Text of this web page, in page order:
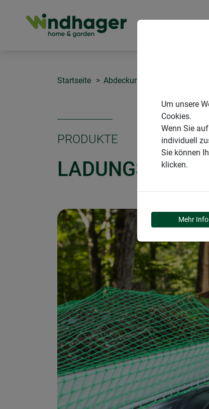
Startseite Abdeckungen
PRODUKTE
Um unsere
Cookies.
Wenn Sie
individuell
Sie können
klicken.
Mehr